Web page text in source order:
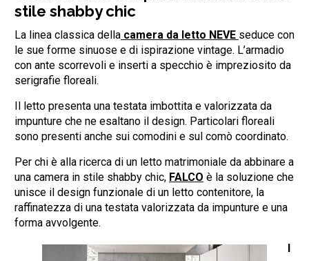
stile shabby chic
La linea classica dellacamera da letto NEVE seduce con
le sue forme sinuose e di ispirazione vintage. L’armadio
con ante scorrevoli e inserti a specchio è impreziosito da
serigrafie floreali.
Il letto presenta una testata imbottita e valorizzata da
impunture che ne esaltano il design. Particolari floreali
sono presenti anche sui comodini e sul comò coordinato.
Per chi è alla ricerca di un letto matrimoniale da abbinare a
una camera in stile shabby chic, FALCO è la soluzione che
unisce il design funzionale di un letto contenitore, la
raffinatezza di una testata valorizzata da impunture e una
forma avvolgente.
I